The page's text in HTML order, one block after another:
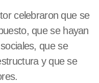
celebraron que se
que se hayan
que se
y que se